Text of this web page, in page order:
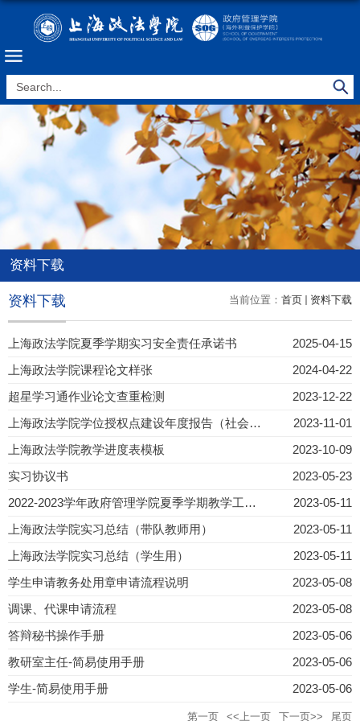
资料下载
当前位置： 首页 资料下载
资料下载
上海政法学院夏季学期实习安全责任承诺书
2025-04-15
上海政法学院课程论文样张
2024-04-22
超星学习通作业论文查重检测
2023-12-22
上海政法学院学位授权点建设年度报告（社会工作专业）21、22
2023-11-01
上海政法学院教学进度表模板
2023-10-09
实习协议书
2023-05-23
2022-2023学年政府管理学院夏季学期教学工作方案
2023-05-11
上海政法学院实习总结（带队教师用）
2023-05-11
上海政法学院实习总结（学生用）
2023-05-11
学生申请教务处用章申请流程说明
2023-05-08
调课、代课申请流程
2023-05-08
答辩秘书操作手册
2023-05-06
教研室主任-简易使用手册
2023-05-06
学生-简易使用手册
2023-05-06
第一页 <<上一页 下一页>> 尾页